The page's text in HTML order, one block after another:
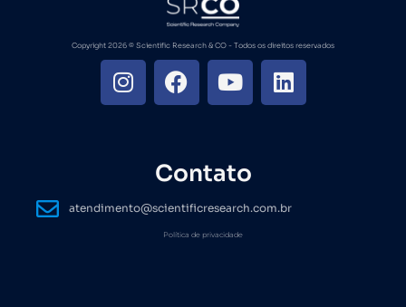
Copyright 2026 ©️ Scientific Research & CO - Todos os direitos reservados
Contato
atendimento@scientificresearch.com.br
Política de privacidade